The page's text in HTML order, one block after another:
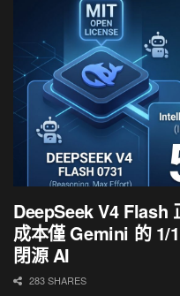
DeepSeek V4 Flash
成本僅 Gemini 的 1/
閉源 AI
283 SHARES